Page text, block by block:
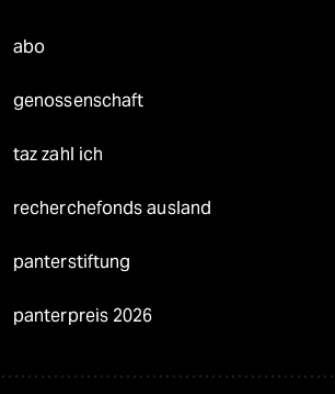
abo
genossenschaft
taz zahl ich
recherchefonds ausland
panterstiftung
panterpreis 2026